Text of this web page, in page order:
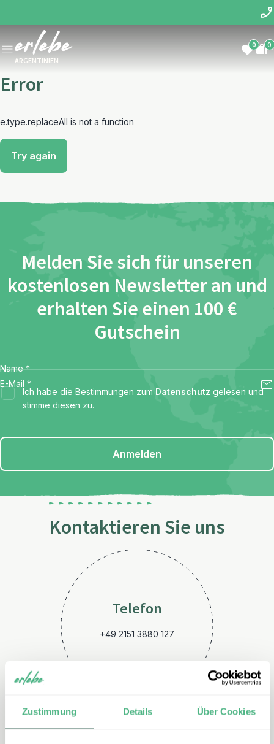
Zustimmung Details Über Cookies
ARGENTINIEN
0 0
Error
e.type.replaceAll is not a function
Try again
Melden Sie sich für unseren
kostenlosen Newsletter an und
erhalten Sie einen 100 €
Gutschein
Name *
E-Mail *
Ich habe die Bestimmungen zum Datenschutz gelesen und
stimme diesen zu.
Anmelden
Kontaktieren Sie uns
Telefon
+49 2151 3880 127